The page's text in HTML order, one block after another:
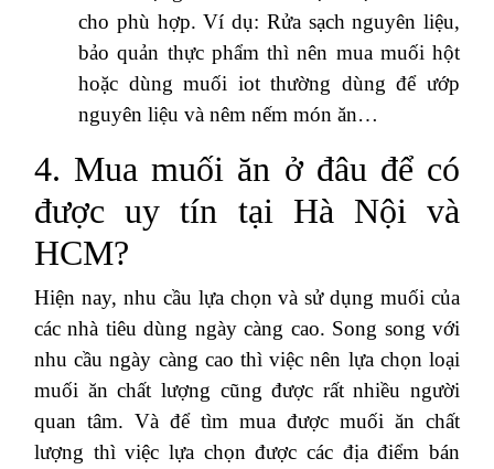
cho phù hợp. Ví dụ: Rửa sạch nguyên liệu,
bảo quản thực phẩm thì nên mua muối hột
hoặc dùng muối iot thường dùng để ướp
nguyên liệu và nêm nếm món ăn…
4. Mua muối ăn ở đâu để có
được uy tín tại Hà Nội và
HCM?
Hiện nay, nhu cầu lựa chọn và sử dụng muối của
các nhà tiêu dùng ngày càng cao. Song song với
nhu cầu ngày càng cao thì việc nên lựa chọn loại
muối ăn chất lượng cũng được rất nhiều người
quan tâm. Và để tìm mua được muối ăn chất
lượng thì việc lựa chọn được các địa điểm bán